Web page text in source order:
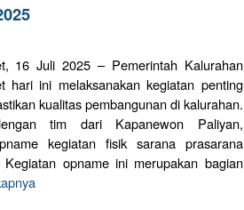
16 Juli 2025 – Pemerintah Kalurahan
hari ini melaksanakan kegiatan penting
kualitas pembangunan di kalurahan.
tim dari Kapanewon Paliyan,
kegiatan fisik sarana prasarana
opname ini merupakan bagian